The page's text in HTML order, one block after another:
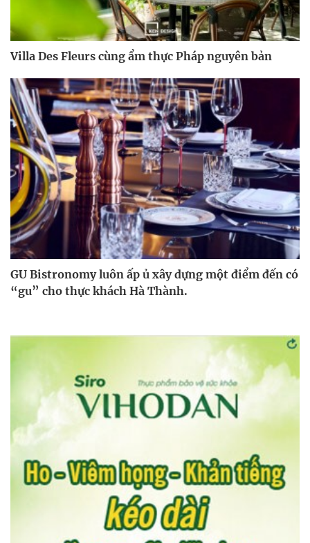
Villa Des Fleurs cùng ẩm thực Pháp nguyên bản
GU Bistronomy luôn ấp ủ xây dựng một điểm đến có
“gu” cho thực khách Hà Thành.